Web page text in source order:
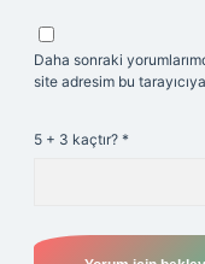
Daha sonraki
site adresim bu
5 + 3 kaçtır? *